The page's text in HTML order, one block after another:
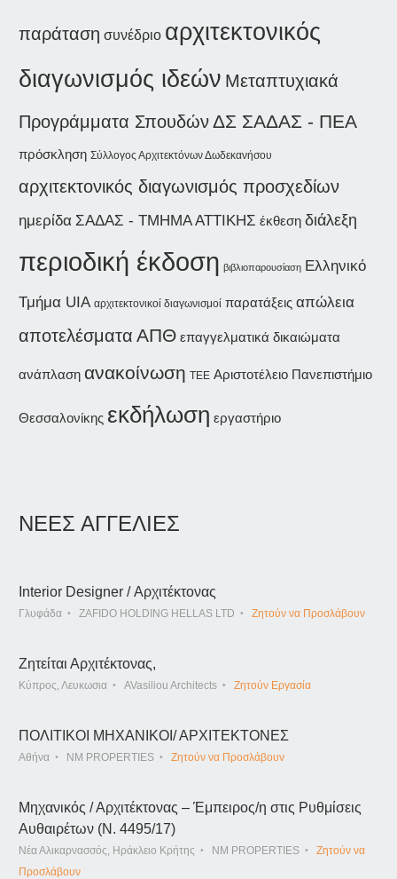
παράταση συνέδριο αρχιτεκτονικός
διαγωνισμός ιδεών Μεταπτυχιακά
Προγράμματα ΣπουδώνΔΣ ΣΑΔΑΣ - ΠΕΑ
πρόσκληση Σύλλογος Αρχιτεκτόνων Δωδεκανήσου
αρχιτεκτονικός διαγωνισμός προσχεδίων
ημερίδα ΣΑΔΑΣ - ΤΜΗΜΑ ΑΤΤΙΚΗΣ έκθεση διάλεξη
περιοδική έκδοση βιβλιοπαρουσίαση Ελληνικό
Τμήμα UIA αρχιτεκτονικοί διαγωνισμοί παρατάξεις απώλεια
αποτελέσματα ΑΠΘ επαγγελματικά δικαιώματα
ανάπλαση ανακοίνωση ΤΕΕ Αριστοτέλειο Πανεπιστήμιο
Θεσσαλονίκης εκδήλωση εργαστήριο
ΝΕΕΣ ΑΓΓΕΛΙΕΣ
Interior Designer / Αρχιτέκτονας
Γλυφάδα ZAFIDO HOLDING HELLAS LTD Ζητούν να Προσλάβουν
Ζητείται Αρχιτέκτονας,
Κύπρος, Λευκωσια AVasiliou Architects Ζητούν Εργασία
ΠΟΛΙΤΙΚΟΙ ΜΗΧΑΝΙΚΟΙ/ ΑΡΧΙΤΕΚΤΟΝΕΣ
Αθήνα NM PROPERTIES Ζητούν να Προσλάβουν
Μηχανικός / Αρχιτέκτονας – Έμπειρος/η στις Ρυθμίσεις
Αυθαιρέτων (Ν. 4495/17)
Νέα Αλικαρνασσός, Ηράκλειο Κρήτης NM PROPERTIES
Ζητούν να
Προσλάβουν